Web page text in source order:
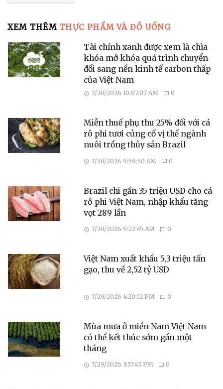
XEM THÊM THỰC PHẨM VÀ ĐỒ UỐNG
Tài chính xanh được xem là chìa
khóa mở khóa quá trình chuyển
đổi sang nền kinh tế carbon thấp
của Việt Nam
7/30/2026 10:07:07 AM 0
Miễn thuế phụ thu 25% đối với cá
rô phi tươi củng cố vị thế ngành
nuôi trồng thủy sản Brazil
7/30/2026 9:59:50 AM 0
Brazil chi gần 35 triệu USD cho cá
rô phi Việt Nam, nhập khẩu tăng
vọt 289 lần
7/30/2026 9:22:45 AM 0
Việt Nam xuất khẩu 5,3 triệu tấn
gạo, thu về 2,52 tỷ USD
7/29/2026 4:20:12 PM 0
Mùa mưa ở miền Nam Việt Nam
có thể kết thúc sớm gần một
tháng
7/29/2026 3:57:43 PM 0